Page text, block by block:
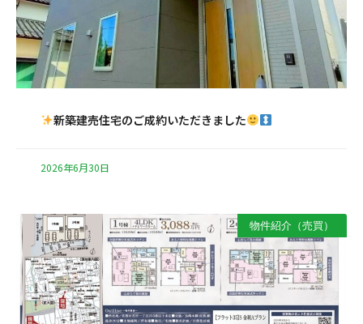
新築建売住宅のご成約いただきました
2026年6月30日
物件紹介（売買）